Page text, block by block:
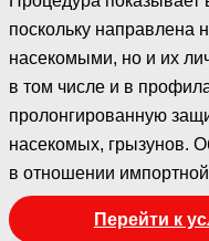
поскольку направлена
насекомыми, но и их
в том числе и в
пролонгированную
насекомых, грызунов.
в отношении
Перейти к